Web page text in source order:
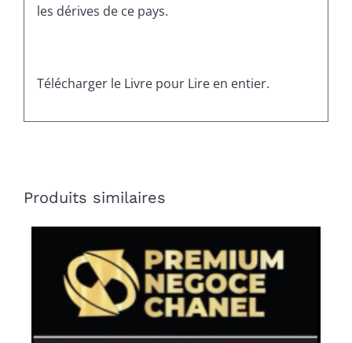
les dérives de ce pays.
Télécharger le Livre pour Lire en entier.
Produits similaires